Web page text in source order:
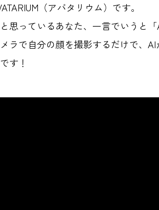
（アバタリウム）です。
思っているあなた、一言でいうと
ラで自分の顔を撮影するだけで、
す！